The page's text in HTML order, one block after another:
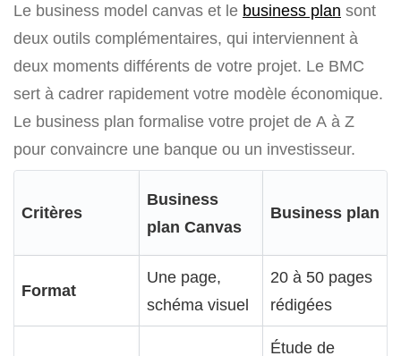
Le business model canvas et le business plan sont
deux outils complémentaires, qui interviennent à
deux moments différents de votre projet. Le BMC
sert à cadrer rapidement votre modèle économique.
Le business plan formalise votre projet de A à Z
pour convaincre une banque ou un investisseur.
Critères
Business
plan Canvas
Business plan
Format
Une page,
schéma visuel
20 à 50 pages
rédigées
Étude de